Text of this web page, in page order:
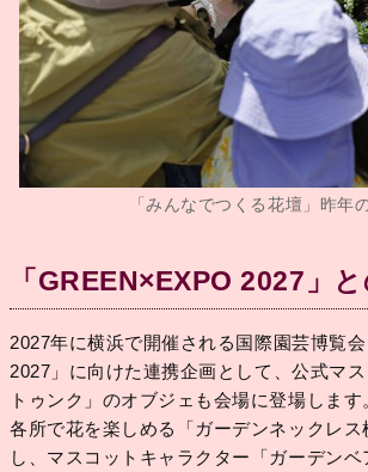
「みんなでつくる花壇」昨年
「GREEN×EXPO 2027」
2027年に横浜で開催される国際園芸博覧
2027」に向けた連携企画として、公式マ
トゥンク」のオブジェも会場に登場しま
各所で花を楽しめる「ガーデンネックレス
し、マスコットキャラクター「ガーデンベ